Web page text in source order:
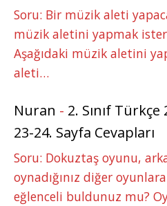
Soru: Bir müzik aleti
müzik aletini yapmak
Aşağıdaki müzik aletini
aleti…
Nuran - 2. Sınıf
23-24. Sayfa Cevapları
Soru: Dokuztaş oyunu,
oynadığınız diğer
eğlenceli buldunuz mu?